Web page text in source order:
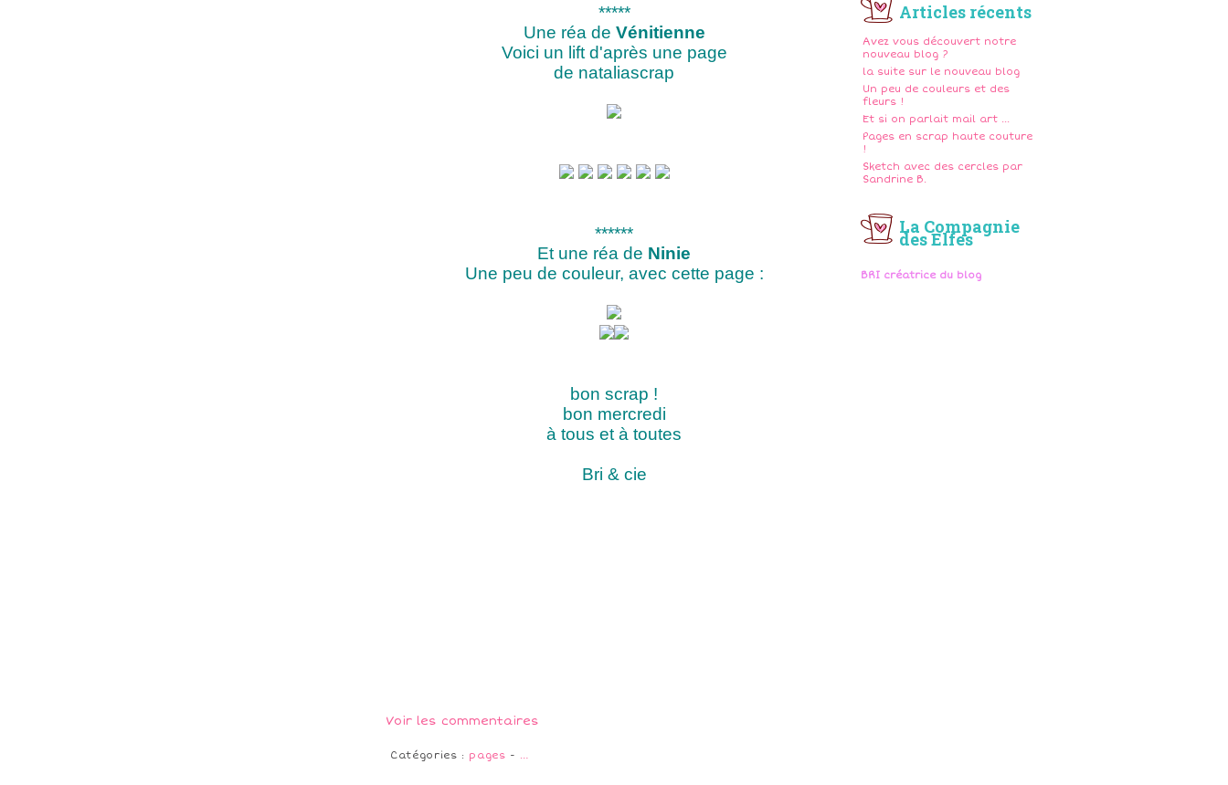
Articles récents
Avez vous découvert notre
nouveau blog ?
la suite sur le nouveau blog
Un peu de couleurs et des
fleurs !
Et si on parlait mail art ...
Pages en scrap haute couture
!
Sketch avec des cercles par
Sandrine B.
La Compagnie
des Elfes
BRI créatrice du blog
*****
Une réa de Vénitienne
Voici un lift d'après une page
de nataliascrap
******
Et une réa de Ninie
Une peu de couleur, avec cette page :
bon scrap !
bon mercredi
à tous et à toutes
Bri & cie
Voir les commentaires
Catégories : pages - …